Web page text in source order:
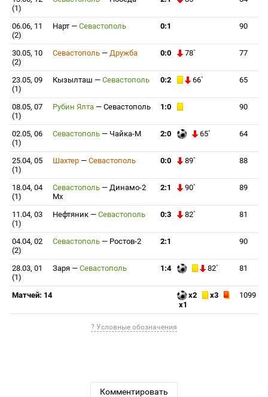
(1)
06.06, 11
(2)
Нарт — Севастополь 0:1 90
30.05, 10
(2)
Севастополь — Дружба 0:0 78` 77
23.05, 09
(1)
Кызылташ — Севастополь 0:2 66` 65
08.05, 07
(1)
Рубин Ялта — Севастополь 1:0 90
02.05, 06
(1)
Севастополь — Чайка-М 2:0 65` 64
25.04, 05
(1)
Шахтер — Севастополь 0:0 89` 88
18.04, 04
(1)
Севастополь — Динамо-2
Мх
2:1 90` 89
11.04, 03
(1)
Нефтяник — Севастополь 0:3 82` 81
04.04, 02
(2)
Севастополь — Ростов-2 2:1 90
28.03, 01
(1)
Заря — Севастополь 1:4 82` 81
Матчей: 14 x2
x3
x1
1099
? Условные обозначения
Комментировать